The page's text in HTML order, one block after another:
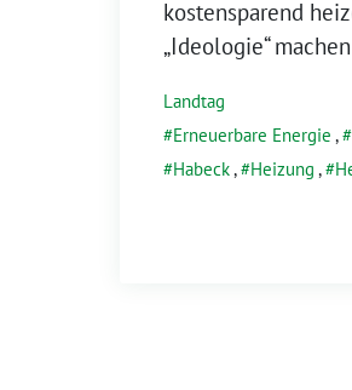
kostensparend
„Ideologie“
Landtag
Erneuerbare Energie ,
Habeck, Heizung ,